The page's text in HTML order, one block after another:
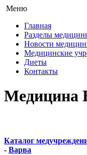
Меню
Главная
Разделы
Новости
Медицинские
Диеты
Контакты
Медицина
Каталог
- Варва